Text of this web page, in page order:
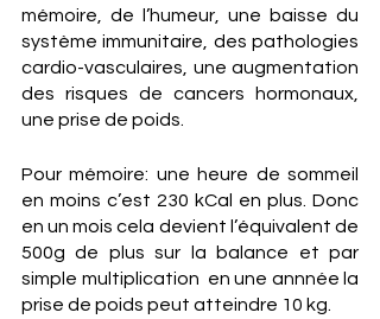
mémoire, de l’humeur, une baisse du
système immunitaire, des pathologies
cardio-vasculaires, une augmentation
des risques de cancers hormonaux,
une prise de poids.
Pour mémoire: une heure de sommeil
en moins c’est 230 kCal en plus. Donc
en un mois cela devient l’équivalent de
500g de plus sur la balance et par
simple multiplication  en une annnée la
prise de poids peut atteindre 10 kg.